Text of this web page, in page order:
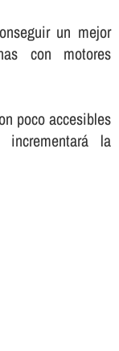
un mejor
con motores
poco accesibles
la